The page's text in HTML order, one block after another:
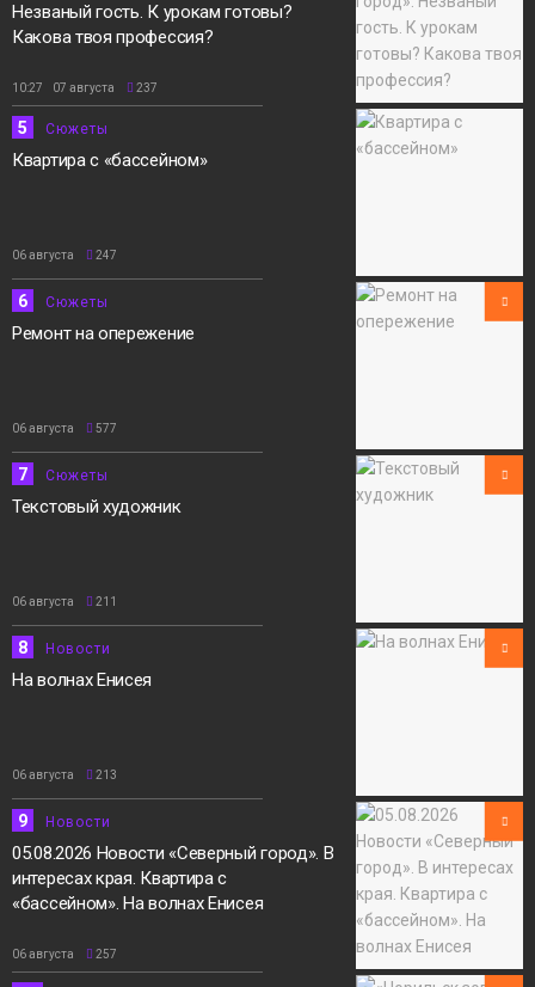
Незваный гость. К урокам готовы?
Какова твоя профессия?
10:27 07 августа 237
5 Сюжеты
Квартира с «бассейном»
06 августа 247
6 Сюжеты
Ремонт на опережение
06 августа 577
7 Сюжеты
Текстовый художник
06 августа 211
8 Новости
На волнах Енисея
06 августа 213
9 Новости
05.08.2026 Новости «Северный город». В
интересах края. Квартира с
«бассейном». На волнах Енисея
06 августа 257